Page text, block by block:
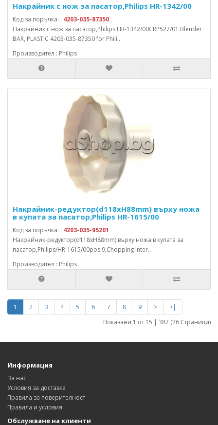
Накрайник с нож за пасатор,Philips HR-1342/00
Код за поръчка: : 4203-035-87350
Накрайник с нож за пасатор,Philips HR-1342/00CRP527/01 Blender
BAR, PLASTIC 4203-035-87350 for Phili..
Производител : Philips
Накрайник-редуктор(d118xH88mm) върху ножа
в купата за пасатор,Philips HR-1615/00
Код за поръчка: : 4203-035-95201
Накрайник-редуктор(d118xH88mm) върху ножа в купата за
пасатор,Philips/HR-1615/00pos.9,Chopping Inter..
Производител : Philips
1 2 3 4 5 6 7 8 9 >
>|
Показани 1 от 15 | 387 (26 Страници)
Информация
За нас
Условия за доставка
Правила за поверителност
Правила и условия
Обслужване на клиенти